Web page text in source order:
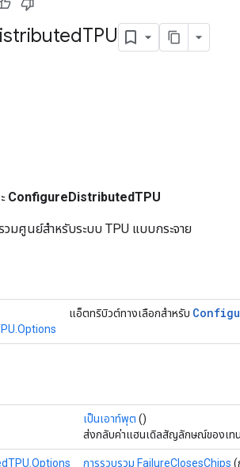
TPU
ConfigureDistributedTPU
วมศูนย์สำหรับระบบ TPU แบบกระจาย
แอ็ตทริบิวต์ทางเลือกสำหรับ
เป็นเอาท์พุต ()
ส่งกลับค่าแฮนเดิลสัญลักษณ์ของเท
การรวบรวม FailureClosesChips (